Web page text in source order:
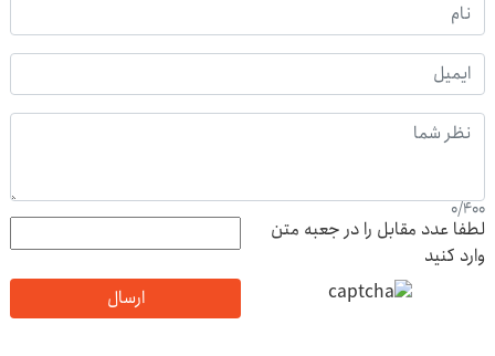
0/400
لطفا عدد مقابل را در جعبه متن
وارد کنید
ارسال